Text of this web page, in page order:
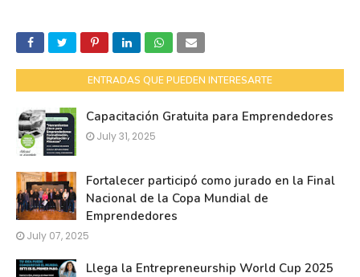
ENTRADAS QUE PUEDEN INTERESARTE
Capacitación Gratuita para Emprendedores
July 31, 2025
Fortalecer participó como jurado en la Final
Nacional de la Copa Mundial de
Emprendedores
July 07, 2025
Llega la Entrepreneurship World Cup 2025